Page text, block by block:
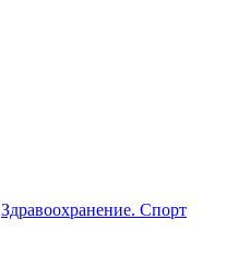
Здравоохранение. Спорт